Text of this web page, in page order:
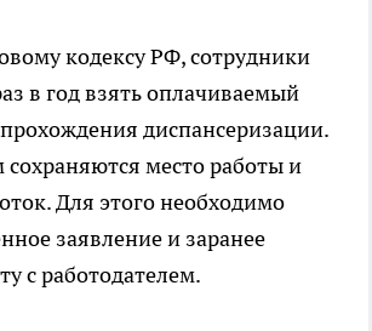
кодексу РФ, сотрудники
в год взять оплачиваемый
диспансеризации.
сохраняются место работы и
Для этого необходимо
заявление и заранее
с работодателем.